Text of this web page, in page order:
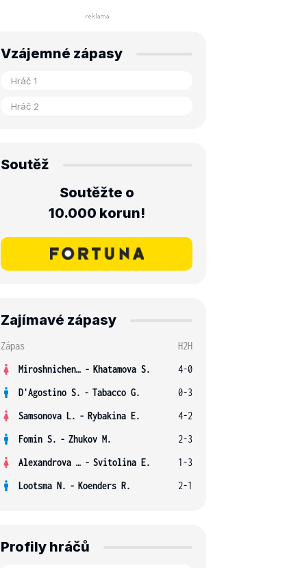
Vzájemné zápasy
Soutěž
Soutěžte o
10.000 korun!
Zajímavé zápasy
Zápas
H2H
Miroshnichenko V. - Khatamova S.
4-0
D'Agostino S. - Tabacco G.
0-3
Samsonova L. - Rybakina E.
4-2
Fomin S. - Zhukov M.
2-3
Alexandrova E. - Svitolina E.
1-3
Lootsma N. - Koenders R. 2-1
Profily hráčů